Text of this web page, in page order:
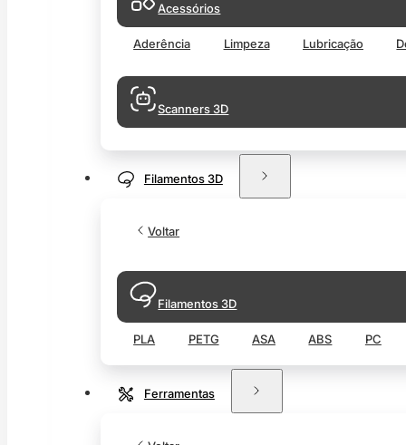
Acessórios
Aderência Limpeza Lubricação
Scanners 3D
Filamentos 3D
Voltar
Filamentos 3D
PLA PETG ASA ABS PC
Ferramentas